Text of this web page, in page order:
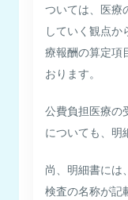
ついては、医療
していく観点
療報酬の算定項
おります。
公費負担医療の
についても、明
尚、明細書には
検査の名称が記